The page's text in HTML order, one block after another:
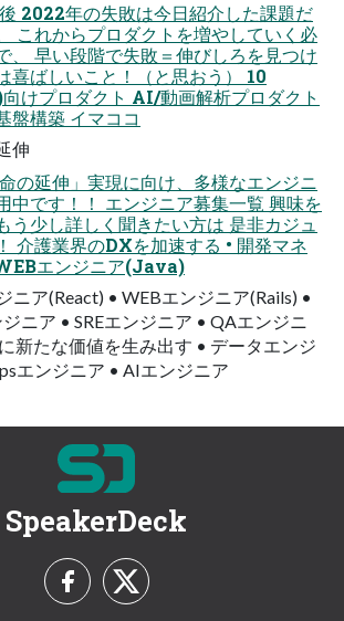
2022年の失敗は今日紹介した課題だ
これからプロダクトを増やしていく必
、 早い段階で失敗＝伸びしろを見つけ
喜ばしいこと！（と思おう） 10
けプロダクト AI/動画解析プロダクト
盤構築 イマココ
伸
の延伸」実現に向け、多様なエンジニ
中です！！ エンジニア募集一覧 興味を
う少し詳しく聞きたい方は 是非カジュ
介護業界のDXを加速する • 開発マネ
エンジニア(Java)
ニア(React) • WEBエンジニア(Rails) •
ニア • SREエンジニア • QAエンジニ
新たな価値を生み出す • データエンジ
エンジニア • AIエンジニア
SpeakerDeck